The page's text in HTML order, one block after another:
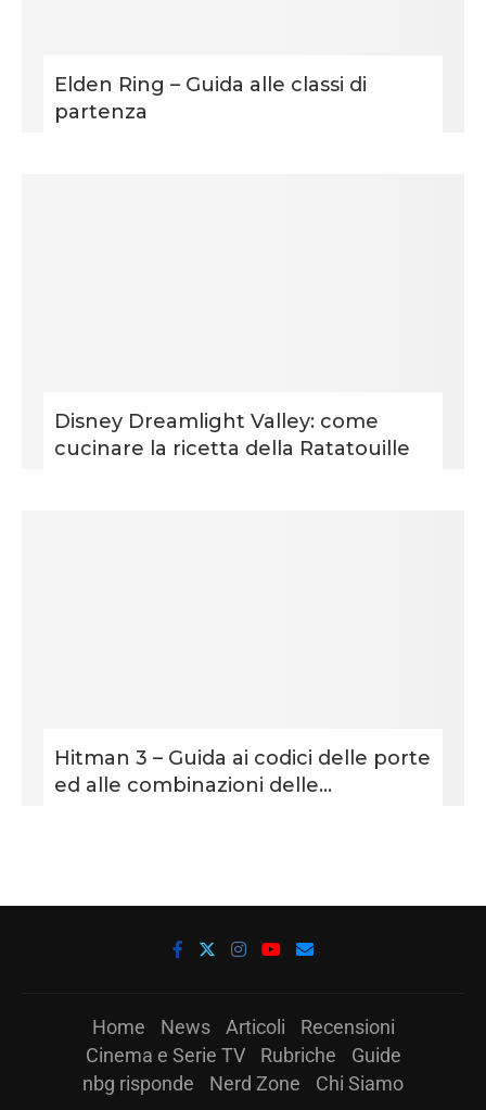
Elden Ring – Guida alle classi di
partenza
Disney Dreamlight Valley: come
cucinare la ricetta della Ratatouille
Hitman 3 – Guida ai codici delle porte
ed alle combinazioni delle...
Home News Articoli
Recensioni
Cinema e Serie TV
Rubriche
Guide
nbg risponde
Nerd Zone Chi Siamo